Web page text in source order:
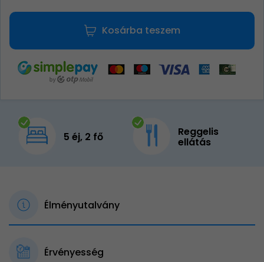
Kosárba teszem
5 éj, 2 fő Reggelis
ellátás
Élményutalvány
Érvényesség